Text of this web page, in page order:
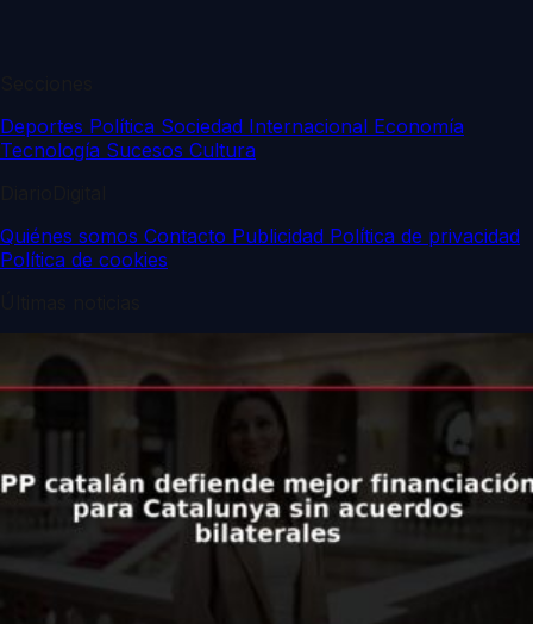
Deportes Política Sociedad Internacional Economía
Tecnología Sucesos Cultura
Quiénes somos Contacto Publicidad Política de privacidad
Política de cookies